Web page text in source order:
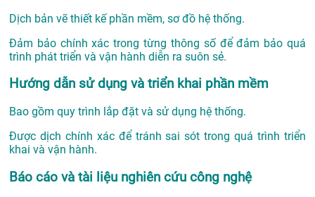
Dịch bản vẽ thiết kế phần mềm, sơ đồ hệ thống.
Đảm bảo chính xác trong từng thông số để đảm bảo quá
trình phát triển và vận hành diễn ra suôn sẻ.
Hướng dẫn sử dụng và triển khai phần mềm
Bao gồm quy trình lắp đặt và sử dụng hệ thống.
Được dịch chính xác để tránh sai sót trong quá trình triển
khai và vận hành.
Báo cáo và tài liệu nghiên cứu công nghệ